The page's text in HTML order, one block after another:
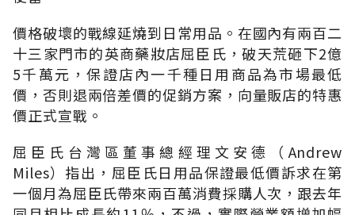
價格破壞的戰線延燒到日常用品。在國內有兩百二
十三家門市的英商藥妝店屈臣氏，破天荒砸下2億
5千萬元，保證店內一千種日用商品為市場最低
價，否則退兩倍差價的促銷方案，向量販店的特惠
價正式宣戰。
屈臣氏台灣區董事總經理文安德（Andrew
Miles）指出，屈臣氏日用品保證最低價訴求在第
一個月為屈臣氏帶來兩百萬消費採購人次，跟去年